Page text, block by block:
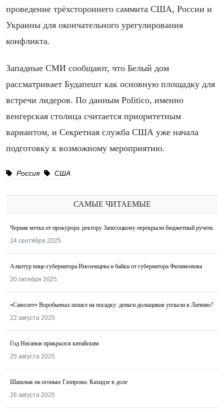
проведение трёхстороннего саммита США, России и
Украины для окончательного урегулирования
конфликта.
Западные СМИ сообщают, что Белый дом
рассматривает Будапешт как основную площадку для
встречи лидеров. По данным Politico, именно
венгерская столица считается приоритетным
вариантом, и Секретная служба США уже начала
подготовку к возможному мероприятию.
Россия США
САМЫЕ ЧИТАЕМЫЕ
Черная метка от прокурора: ректору Запесоцкому перекрыли бюджетный ручеек
24 сентября 2025
Алкотур вице-губернатора Иноземцева и байки от губернатора Филимонова
20 октября 2025
«Самолет» Воробьевых пошел на посадку: деньги дольщиков уплыли в Латвию?
22 августа 2025
Год Нисанов прикрылся китайским
25 августа 2025
Шашлык на огоньке Газпрома: Кахидзе в доле
26 августа 2025